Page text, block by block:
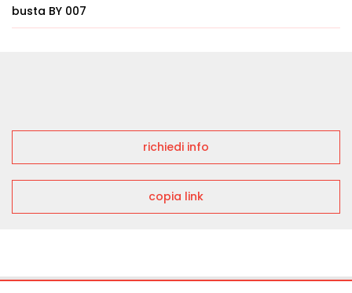
busta BY 007
richiedi info
copia link